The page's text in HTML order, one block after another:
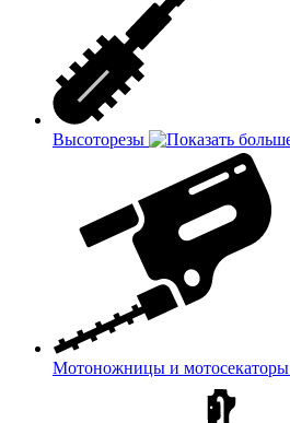
Высоторезы
Мотоножницы и мотосекаторы